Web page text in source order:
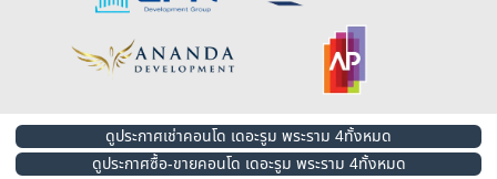
ดูประกาศเช่าคอนโด เดอะรูม พระราม 4ทั้งหมด
ดูประกาศซื้อ-ขายคอนโด เดอะรูม พระราม 4ทั้งหมด